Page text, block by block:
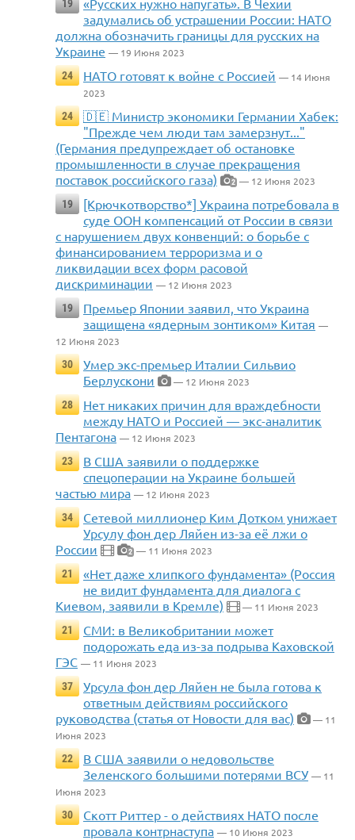
19
«Русских нужно напугать». В Чехии
задумались об устрашении России: НАТО
должна обозначить границы для русских на
Украине — 19 Июня 2023
24
НАТО готовят к войне с Россией — 14 Июня
2023
24
🇩🇪 Министр экономики Германии Хабек:
"Прежде чем люди там замерзнут..."
(Германия предупреждает об остановке
промышленности в случае прекращения
поставок российского газа)
2 — 12 Июня 2023
19
[Крючкотворство*] Украина потребовала в
суде ООН компенсаций от России в связи
с нарушением двух конвенций: о борьбе с
финансированием терроризма и о
ликвидации всех форм расовой
дискриминации — 12 Июня 2023
19
Премьер Японии заявил, что Украина
защищена «ядерным зонтиком» Китая —
12 Июня 2023
30
Умер экс-премьер Италии Сильвио
Берлускони
— 12 Июня 2023
28
Нет никаких причин для враждебности
между НАТО и Россией — экс-аналитик
Пентагона — 12 Июня 2023
23
В США заявили о поддержке
спецоперации на Украине большей
частью мира — 12 Июня 2023
34
Сетевой миллионер Ким Дотком унижает
Урсулу фон дер Ляйен из-за её лжи о
России
2 — 11 Июня 2023
21
«Нет даже хлипкого фундамента» (Россия
не видит фундамента для диалога с
Киевом, заявили в Кремле)
— 11 Июня 2023
21
СМИ: в Великобритании может
подорожать еда из-за подрыва Каховской
ГЭС — 11 Июня 2023
37
Урсула фон дер Ляйен не была готова к
ответным действиям российского
руководства (статья от Новости для вас)
— 11
Июня 2023
22
В США заявили о недовольстве
Зеленского большими потерями ВСУ — 11
Июня 2023
30
Скотт Риттер - о действиях НАТО после
провала контрнаступа — 10 Июня 2023